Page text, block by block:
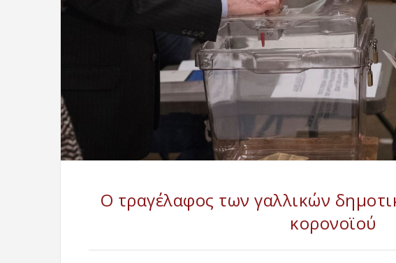
Ο τραγέλαφος των γαλλικών
κορονοϊού